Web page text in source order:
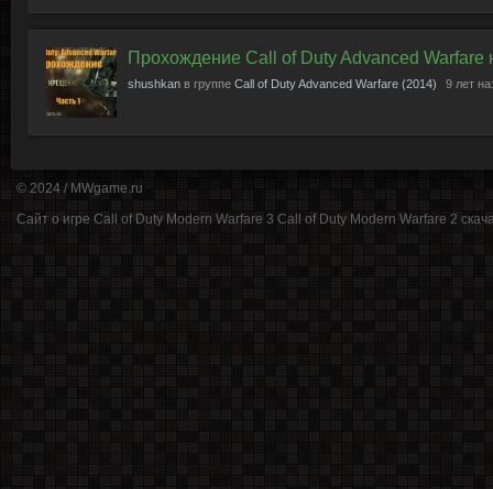
Прохождение Call of Duty Advanced
shushkanв группе Call of Duty Advanced Warfare (2014) 9 лет
© 2024 / MWgame.ru
Cайт о игре Call of Duty Modern Warfare 3 Call of Duty Modern Warfare 2